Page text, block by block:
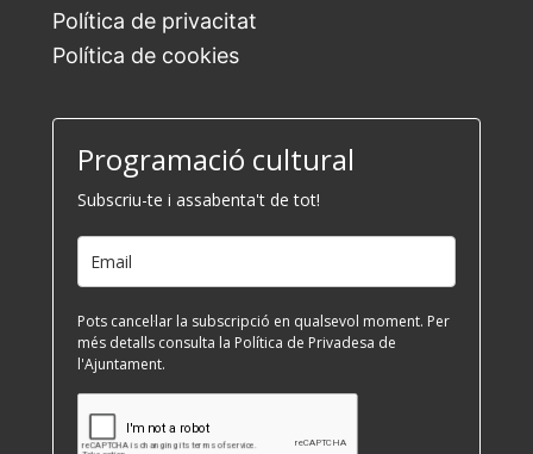
Política de privacitat
Política de cookies
Programació cultural
Subscriu-te i assabenta't de tot!
Pots cancel·lar la subscripció en qualsevol moment. Per
més detalls consulta la Política de Privadesa de
l'Ajuntament.